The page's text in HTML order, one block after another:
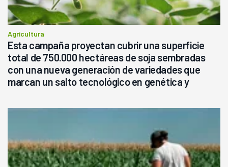
Agricultura
Esta campaña proyectan cubrir una superficie
total de 750.000 hectáreas de soja sembradas
con una nueva generación de variedades que
marcan un salto tecnológico en genética y